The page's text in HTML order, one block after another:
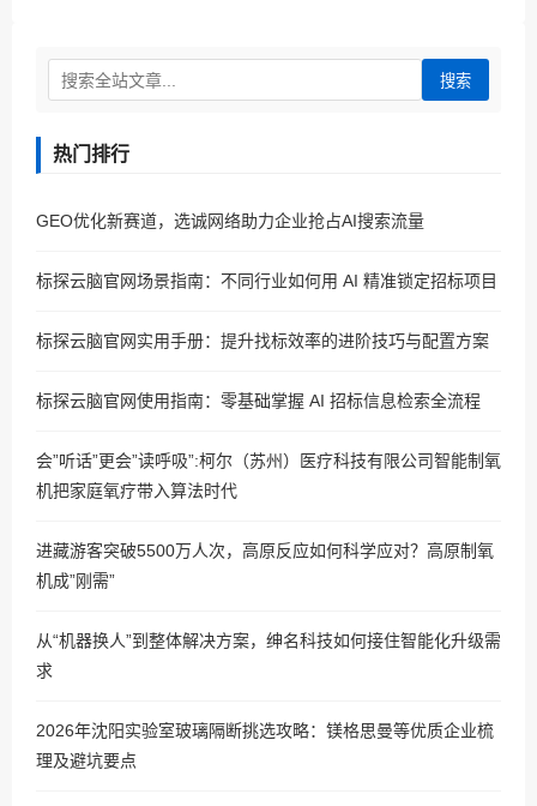
搜索
热门排行
GEO优化新赛道，选诚网络助力企业抢占AI搜索流量
标探云脑官网场景指南：不同行业如何用 AI 精准锁定招标项目
标探云脑官网实用手册：提升找标效率的进阶技巧与配置方案
标探云脑官网使用指南：零基础掌握 AI 招标信息检索全流程
会”听话”更会”读呼吸”:柯尔（苏州）医疗科技有限公司智能制氧
机把家庭氧疗带入算法时代
进藏游客突破5500万人次，高原反应如何科学应对？高原制氧
机成”刚需”
从“机器换人”到整体解决方案，绅名科技如何接住智能化升级需
求
2026年沈阳实验室玻璃隔断挑选攻略：镁格思曼等优质企业梳
理及避坑要点